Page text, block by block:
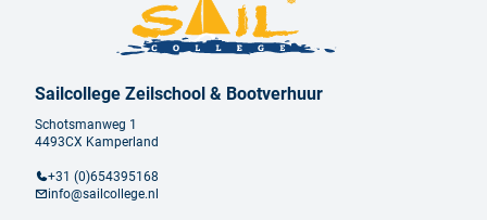
Sailcollege Zeilschool & Bootverhuur
Schotsmanweg 1
4493CX Kamperland
+31 (0)654395168
info@sailcollege.nl